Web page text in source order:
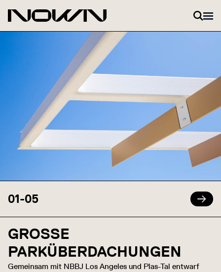
01-05
GROSSE P
ARKÜBERDACHUNGEN
Gemeinsam mit NBBJ Los Angeles und Plas-Tal entwarf